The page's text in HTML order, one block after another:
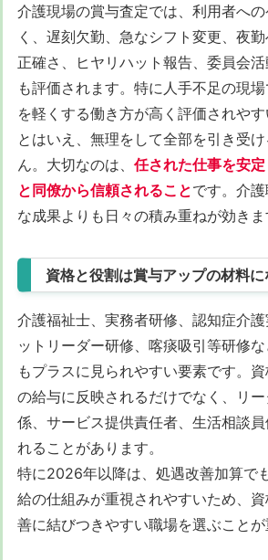
介護現場の賞与査定では、利用者へ
く、遅刻欠勤、急なシフト変更、夜
正確さ、ヒヤリハット報告、委員会
も評価されます。特に人手不足の現
を軽くする働き方が高く評価されやす
とはいえ、無理をして全部を引き受
ん。大切なのは、 任された仕事を安
と同僚から信頼されることです。介
な成果よりも日々の積み重ねが効きま
資格と役割は賞与アップの材料に
介護福祉士、実務者研修、認知症介
ットリーダー研修、喀痰吸引等研修
もプラスに見られやすい要素です。
の給与に反映されるだけでなく、リ
係、サービス提供責任者、生活相談
れることがあります。
特に2026年以降は、処遇改善加算で
給の仕組みが重視されやすいため、
善に結びつきやすい職場を選ぶことが